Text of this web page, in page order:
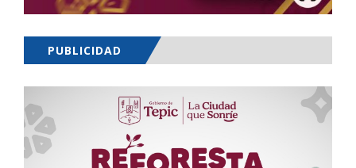
PUBLICIDAD